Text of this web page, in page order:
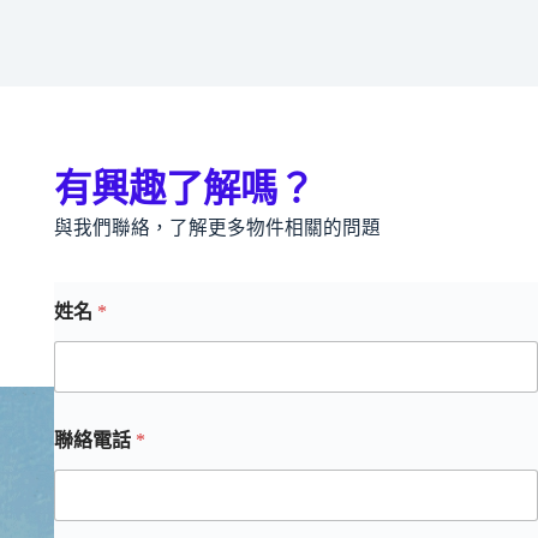
有興趣了解嗎？
與我們聯絡，了解更多物件相關的問題
姓名 *
聯絡電話 *